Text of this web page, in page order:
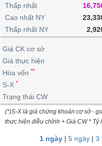
lỗ
dịch
nội
Niên
giám
Tài
liệu
cổ
Định
giá
ngoài
doanh
Top
cổ
phiếu
dịch
Chứng
quyền
quan
Thống
giao
dịch
Thống
giao
dịch
Tin
tức
Phân
tích
kỹ
thuật
trực
tuyến
Bộ
lọc
cổ
Vĩ
mô
lai
Chứng
quyền
Trái
phiếu
IR
Awards
tạo
Dịch
vụ
Thấp nhất
Cao nhất NY
Thấp nhất NY
Giá CK cơ sở
Giá thực hiện
Hòa vốn **
S-X *
Trạng thái CW
(*)S-X là giá chứng khoán cơ sở -
thực hiện điều chỉnh + Giá CW * Tỷ
1 ngày| 5 ngày| 3
BẤT
ĐỘNG
SẢN
TÀI
CHÍNH
HÀNG